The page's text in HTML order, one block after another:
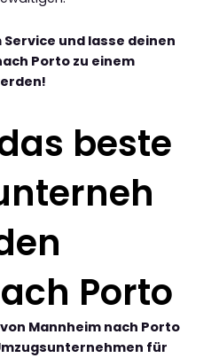
und lasse deinen
Porto zu einem
beste
Porto
Mannheim nach Porto
für